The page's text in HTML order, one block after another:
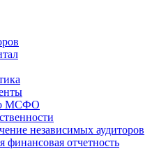
МСФО
независимых аудиторов
финансовая отчетность